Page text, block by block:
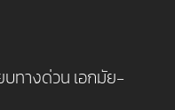
บทางด่วน เอกมัย-